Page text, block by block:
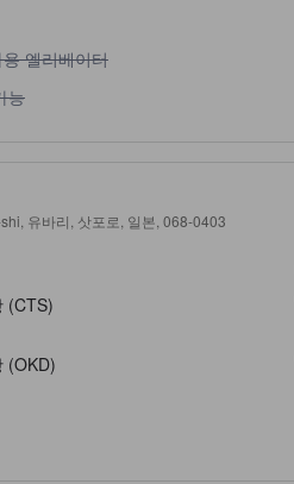
엘리베이터 이용 불가
엘리베이터
이용 불가
능
유바리, 삿포로, 일본, 068-0403
(CTS)
(OKD)